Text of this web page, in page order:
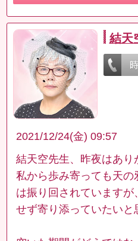
結天
2021/12/24(金) 09:57
結天空先生、昨夜はあり
私から歩み寄っても天の
は振り回されています
せず寄り添っていたいと